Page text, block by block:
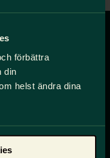
förbättra
din
helst ändra dina